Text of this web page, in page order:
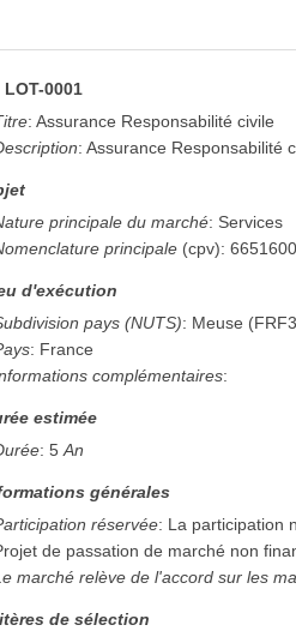
LOT-0001
:Assurance Responsabilité civile
:Assurance Responsabilité
principale du marché: Services
principale (cpv):
d'exécution
pays (NUTS): Meuse (
: France
complémentaires:
estimée
:5 An
générales
réservée: La participation
de passation de marché non
marché relève de l'accord sur les
de sélection